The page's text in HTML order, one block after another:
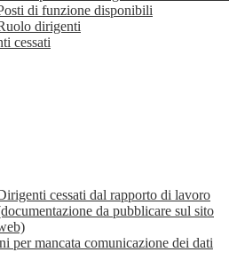
di funzione disponibili
dirigenti
cessati
cessati dal rapporto di lavoro
da pubblicare sul sito
per mancata comunicazione dei dati